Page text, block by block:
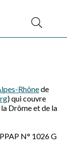
Rhônede
) qui couvre
Drôme et de la
N° 1026 G